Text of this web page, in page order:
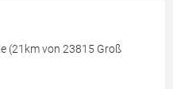
(21km von 23815 Groß